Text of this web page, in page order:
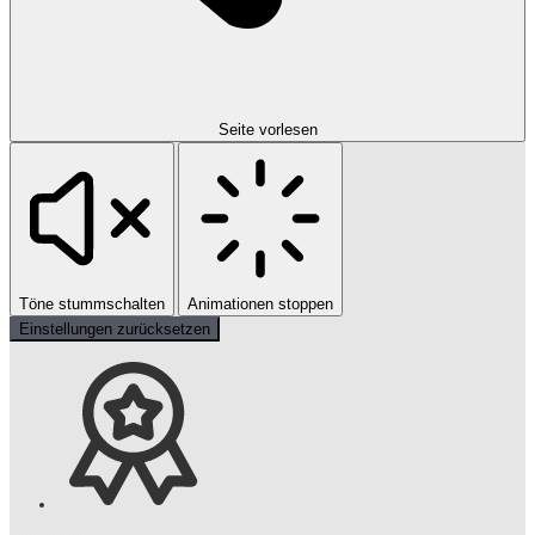
Seite vorlesen
Töne stummschalten
Animationen stoppen
Einstellungen zurücksetzen